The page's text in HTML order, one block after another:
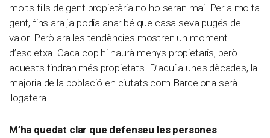
molts fills de gent propietària no ho seran mai. Per a molta
gent, fins ara ja podia anar bé que casa seva pugés de
valor. Però ara les tendències mostren un moment
d’escletxa. Cada cop hi haurà menys propietaris, però
aquests tindran més propietats. D’aquí a unes dècades, la
majoria de la població en ciutats com Barcelona serà
llogatera.
M’ha quedat clar que defenseu les persones